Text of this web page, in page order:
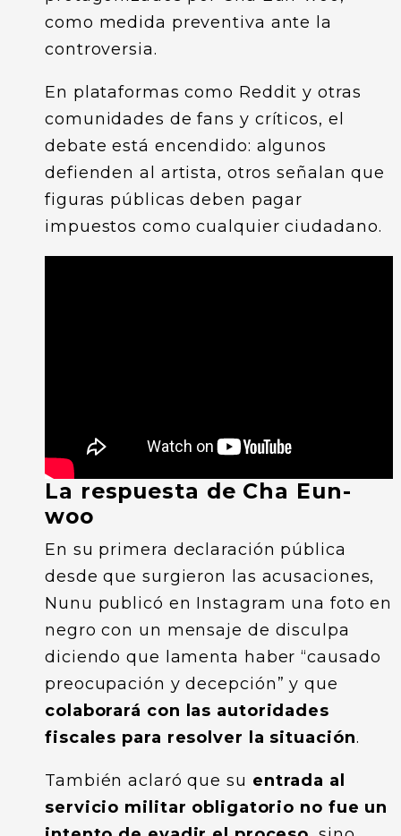
como medida preventiva ante la
controversia.
En plataformas como Reddit y otras
comunidades de fans y críticos, el
debate está encendido: algunos
defienden al artista, otros señalan que
figuras públicas deben pagar
impuestos como cualquier ciudadano.
La respuesta de Cha Eun-
woo
En su primera declaración pública
desde que surgieron las acusaciones,
Nunu publicó en Instagram una foto en
negro con un mensaje de disculpa
diciendo que lamenta haber “causado
preocupación y decepción” y que
colaborará con las autoridades
fiscales para resolver la situación.
También aclaró que su entrada al
servicio militar obligatorio no fue un